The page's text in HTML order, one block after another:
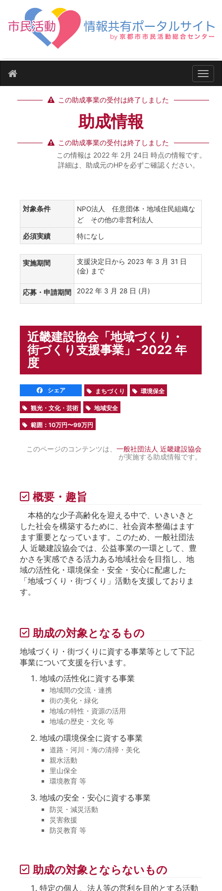
ナビ
この助成事業の受付は終了しました
助成情報
この助成事業の受付は終了しました
この情報は 2022 年 2月 24日 時点の情報です。
詳細は、助成元のHPを必ずご確認ください。
対象条件
NPO法人 任意団体・地域住民組織な
ど その他の非営利法人
必須実績 特になし
実施期間
支援決定日から 2023 年 3 月 31 日
(金) まで
応募・申請期間 2022 年 3 月 28 日 (月)
近畿建設協会「地域づくり・
街づくり支援事業」-2022 年
度
シェア まちづくり 環境保全
観光・文化・芸術 地域安全
範囲：10万円〜99万円
このページのコンテンツは、一般社団法人 近畿建設協会
が実施する助成情報です。
概要・趣旨
本格的な少子高齢化を迎える中で、いきいきと
した社会を構築するために、社会資本整備はます
ます重要となっています。このため、一般社団法
人 近畿建設協会では、公益事業の一環として、豊
かさを実感できる活力ある地域社会を目指し、地
域の活性化・環境保全・安全・安心に配慮した
「地域づくり・街づくり」活動を支援しておりま
す。
助成の対象となるもの
地域づくり・街づくりに資する事業等として下記
事業について支援を行います。
地域の活性化に資する事業
地域間の交流・連携
街の美化・緑化
地域の特性・資源の活用
地域の歴史・文化 等
地域の環境保全に資する事業
道路・河川・海の清掃・美化
親水活動
里山保全
環境教育 等
地域の安全・安心に資する事業
防災・減災活動
災害救援
防災教育 等
助成の対象とならないもの
特定の個人、法人等の営利を目的とする活動